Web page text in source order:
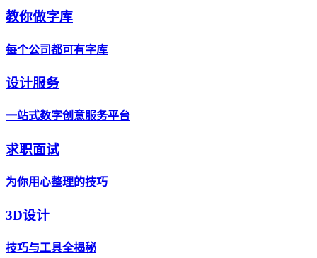
教你做字库
每个公司都可有字库
设计服务
一站式数字创意服务平台
求职面试
为你用心整理的技巧
3D设计
技巧与工具全揭秘